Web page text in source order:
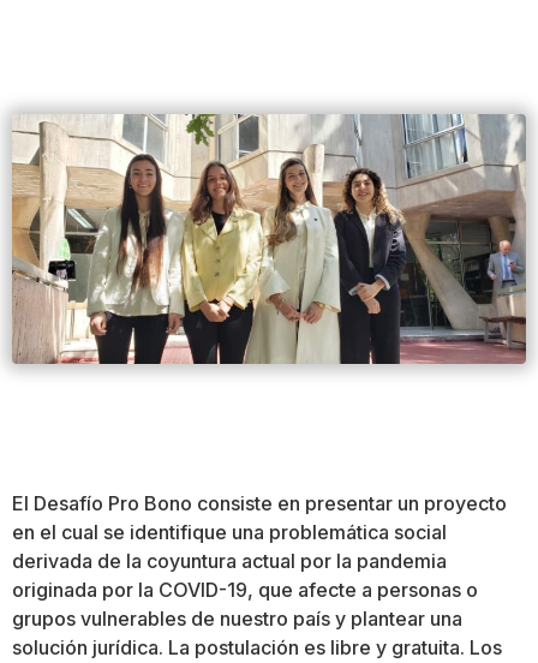
El Desafío Pro Bono consiste en presentar un proyecto
en el cual se identifique una problemática social
derivada de la coyuntura actual por la pandemia
originada por la COVID-19, que afecte a personas o
grupos vulnerables de nuestro país y plantear una
solución jurídica. La postulación es libre y gratuita. Los